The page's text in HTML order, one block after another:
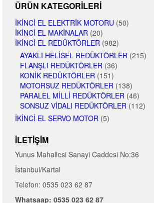
ÜRÜN KATEGORILERI
İKINCI EL ELEKTRIK MOTORU (50)
İKINCI EL MAKINALAR (20)
İKINCI EL REDÜKTÖRLER (982)
AYAKLI HELISEL REDÜKTÖRLER (215)
FLANŞLI REDÜKTÖRLER (36)
KONIK REDÜKTÖRLER (151)
MOTORSUZ REDÜKTÖRLER (138)
PARALEL MILLI REDÜKTÖRLER (46)
SONSUZ VIDALI REDÜKTÖRLER (112)
İKINCI EL SERVO MOTOR (5)
İLETIŞIM
Yunus Mahallesi Sanayi Caddesi No:36
İstanbul/Kartal
Telefon: 0535 023 62 87
Whatsaap: 0535 023 62 87